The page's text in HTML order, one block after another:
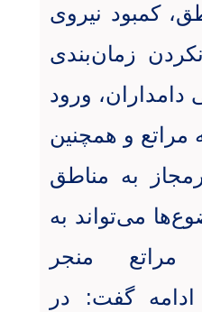
کمبود نیروی
زمان‌بندی
ورود
مراتع و همچنین
به مناطق
می‌تواند به
منجر
گفت: در